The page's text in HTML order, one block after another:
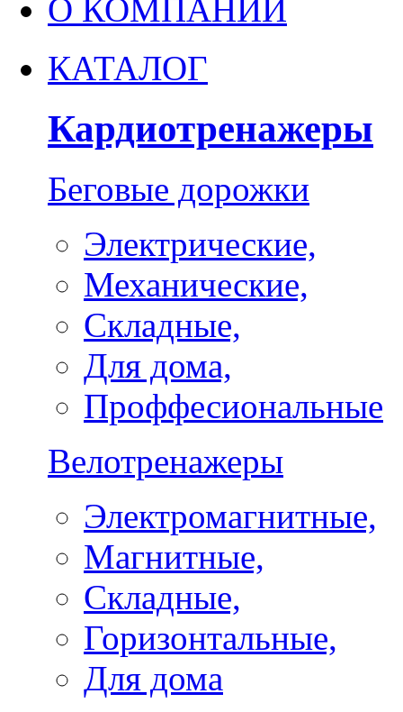
О КОМПАНИИ
КАТАЛОГ
Кардиотренажеры
Беговые дорожки
Электрические,
Механические,
Складные,
Для дома,
Проффесиональные
Велотренажеры
Электромагнитные,
Магнитные,
Складные,
Горизонтальные,
Для дома